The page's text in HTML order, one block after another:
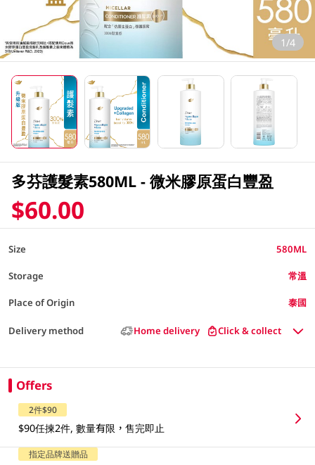
1/4
多芬護髮素580ML - 微米膠原蛋白豐盈
$60.00
Size 580ML
Storage 常溫
Place of Origin 泰國
Delivery method Home delivery Click & collect
Offers
2件$90
$90任揀2件, 數量有限，售完即止
指定品牌送贈品